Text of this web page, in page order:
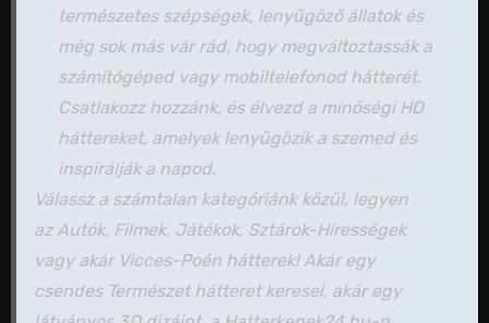
természetes szépségek, lenyűgöző állatok és
még sok más vár rád, hogy megváltoztassák a
számítógéped vagy mobiltelefonod hátterét.
Csatlakozz hozzánk, és élvezd a minőségi HD
háttereket, amelyek lenyűgözik a szemed és
inspirálják a napod.
Válassz a számtalan kategóriánk közül, legyen
az Autók, Filmek, Játékok, Sztárok-Hírességek
vagy akár Vicces-Poén hátterek! Akár egy
csendes Természet hátteret keresel, akár egy